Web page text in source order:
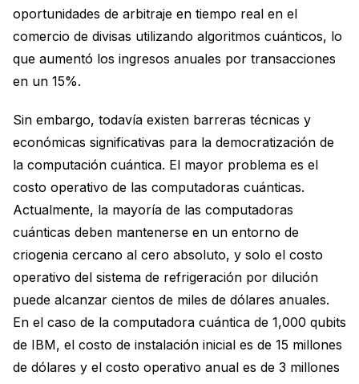
oportunidades de arbitraje en tiempo real en el
comercio de divisas utilizando algoritmos cuánticos, lo
que aumentó los ingresos anuales por transacciones
en un 15%.
Sin embargo, todavía existen barreras técnicas y
económicas significativas para la democratización de
la computación cuántica. El mayor problema es el
costo operativo de las computadoras cuánticas.
Actualmente, la mayoría de las computadoras
cuánticas deben mantenerse en un entorno de
criogenia cercano al cero absoluto, y solo el costo
operativo del sistema de refrigeración por dilución
puede alcanzar cientos de miles de dólares anuales.
En el caso de la computadora cuántica de 1,000 qubits
de IBM, el costo de instalación inicial es de 15 millones
de dólares y el costo operativo anual es de 3 millones